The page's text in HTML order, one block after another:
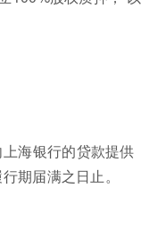
海银行的贷款提供
期届满之日止。